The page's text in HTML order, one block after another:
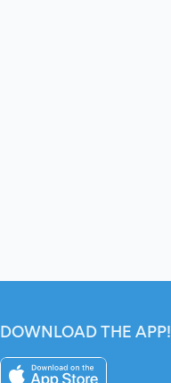
DOWNLOAD THE APP!